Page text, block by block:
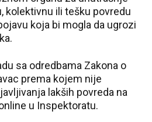
kolektivnu ili tešku povredu
koja bi mogla da ugrozi
sa odredbama Zakona o
prema kojem nije
lakših povreda na
u Inspektoratu.